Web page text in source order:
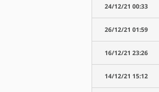
00:33 24/12/21
01:59 26/12/21
23:26 16/12/21
15:12 14/12/21